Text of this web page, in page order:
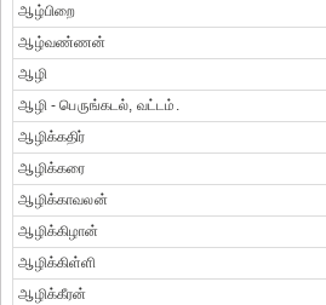
ஆழ்பிறை
ஆழ்வண்ணன்
ஆழி
ஆழி - பெருங்கடல், வட்டம்.
ஆழிக்கதிர்
ஆழிக்கரை
ஆழிக்காவலன்
ஆழிக்கிழான்
ஆழிக்கிள்ளி
ஆழிக்கீரன்